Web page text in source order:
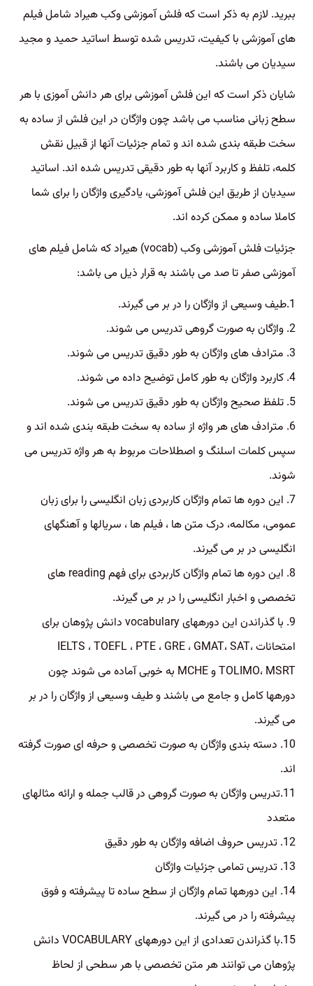
ببرید. لازم به ذکر است که فلش آموزشی وکب هیراد شامل فیلم
های آموزشی با کیفیت، تدریس شده توسط اساتید حمید و مجید
سیدیان می باشند.
شایان ذکر است که این فلش آموزشی برای هر دانش آموزی با هر
سطح زبانی مناسب می باشد چون واژگان در این فلش از ساده به
سخت طبقه بندی شده اند و تمام جزئیات آنها از قبیل نقش
کلمه، تلفظ و کاربرد آنها به طور دقیقی تدریس شده اند. اساتید
سیدیان از طریق این فلش آموزشی، یادگیری واژگان را برای شما
کاملا ساده و ممکن کرده اند.
جزئیات فلش آموزشی وکب (vocab) هیراد که شامل فیلم های
آموزشی صفر تا صد می باشند به قرار ذیل می باشد:
1.طیف وسیعی از واژگان را در بر می گیرند.
2. واژگان به صورت گروهی تدریس می شوند.
3. مترادف های واژگان به طور دقیق تدریس می شوند.
4. کاربرد واژگان به طور کامل توضیح داده می شوند.
5. تلفظ صحیح واژگان به طور دقیق تدریس می شوند.
6. مترادف های هر واژه از ساده به سخت طبقه بندی شده اند و
سپس کلمات اسلنگ و اصطلاحات مربوط به هر واژه تدریس می
شوند.
7. این دوره ها تمام واژگان کاربردی زبان انگلیسی را برای زبان
عمومی، مکالمه، درک متن ها ، فیلم ها ، سریالها و آهنگهای
انگلیسی در بر می گیرند.
8. این دوره ها تمام واژگان کاربردی برای فهم reading های
تخصصی و اخبار انگلیسی را در بر می گیرند.
9. با گذراندن این دورههای vocabulary دانش پژوهان برای
امتحانات IELTS ، TOEFL ، PTE ، GRE ، GMAT، SAT،
TOLIMO، MSRT و MCHE به خوبی آماده می شوند چون
دورهها کامل و جامع می باشند و طیف وسیعی از واژگان را در بر
می گیرند.
10. دسته بندی واژگان به صورت تخصصی و حرفه ای صورت گرفته
اند.
11.تدریس واژگان به صورت گروهی در قالب جمله و ارائه مثالهای
متعدد
12. تدریس حروف اضافه واژگان به طور دقیق
13. تدریس تمامی جزئیات واژگان
14. این دورهها تمام واژگان از سطح ساده تا پیشرفته و فوق
پیشرفته را در می گیرند.
15.با گذراندن تعدادی از این دورههای VOCABULARY دانش
پژوهان می توانند هر متن تخصصی با هر سطحی از لحاظ